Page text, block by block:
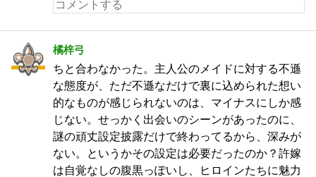
橘梓弓
ちと合わなかった。主人公のメイドに対する不遜
な態度が、ただ不遜なだけで裏に込められた想い
的なものが感じられないのは、マイナスにしか感
じない。せっかく出会いのシーンがあったのに、
謎の頑丈設定披露だけで終わってるから、深みが
ない。というかその設定は必要だったのか？許嫁
は自覚なしの腹黒っぽいし、ヒロインたちに魅力